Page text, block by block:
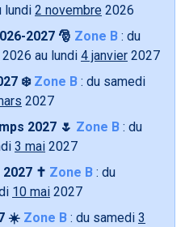
lundi 2 novembre 2026
2027 🎅 Zone B : du
2026 au lundi 4 janvier 2027
❄️ Zone B : du samedi
2027
2027 🌷 Zone B : du
3 mai 2027
2027 ✝️ Zone B : du
10 mai 2027
☀️ Zone B : du samedi 3